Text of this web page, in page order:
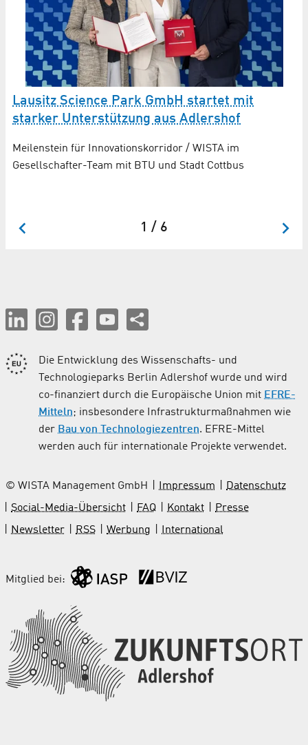
Lausitz Science Park GmbH startet mit
starker Unterstützung aus Adlershof
Meilenstein für Innovationskorridor / WISTA im
Gesellschafter-Team mit BTU und Stadt Cottbus
1 / 6
Die Entwicklung des Wissenschafts- und
Technologieparks Berlin Adlershof wurde und wird
co-finanziert durch die Europäische Union mit EFRE-
Mitteln; insbesondere Infrastrukturmaßnahmen wie
der Bau von Technologiezentren. EFRE-Mittel
werden auch für internationale Projekte verwendet.
© WISTA Management GmbH Impressum
Datenschutz
Social-Media-Übersicht
FAQ Kontakt
Presse
Newsletter
RSS Werbung International
Mitglied bei: